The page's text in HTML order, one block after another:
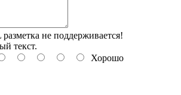
не поддерживается!
текст.
Хорошо